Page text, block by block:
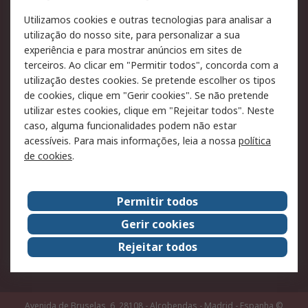
Pagamento e
faturação
Legal
Aviso legal
Política de cookies
Política de privacidade
- Atualizada
Segurança de emails
Condições de venda
Sobre a RS
A RS no mundo
RS Group
Sobre a RS
Trabalhar na RS
ESG
Utilizamos cookies e outras tecnologias para analisar a
utilização do nosso site, para personalizar a sua
experiência e para mostrar anúncios em sites de
terceiros. Ao clicar em "Permitir todos", concorda com a
utilização destes cookies. Se pretende escolher os tipos
de cookies, clique em "Gerir cookies". Se não pretende
utilizar estes cookies, clique em "Rejeitar todos". Neste
caso, alguma funcionalidades podem não estar
acessíveis. Para mais informações, leia a nossa política
de cookies.
Permitir todos
Gerir cookies
Rejeitar todos